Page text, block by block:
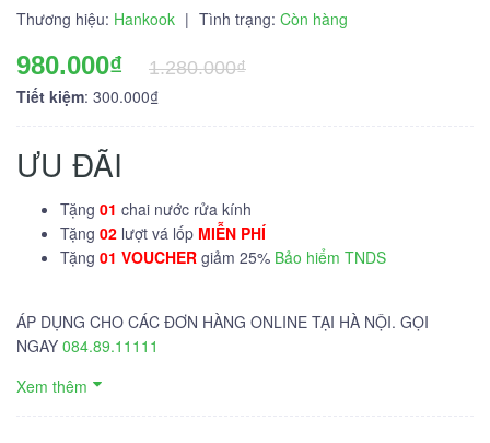
Thương hiệu: Hankook | Tình trạng: Còn hàng
980.000₫
1.280.000₫
Tiết kiệm: 300.000₫
ƯU ĐÃI
Tặng 01 chai nước rửa kính
Tặng 02 lượt vá lốp MIỄN PHÍ
Tặng 01 VOUCHER giảm 25% Bảo hiểm TNDS
ÁP DỤNG CHO CÁC ĐƠN HÀNG ONLINE TẠI HÀ NỘI. GỌI
NGAY 084.89.11111
Xem thêm